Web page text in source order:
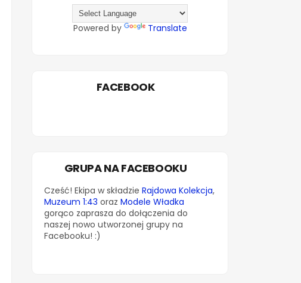
Powered by Translate
FACEBOOK
GRUPA NA FACEBOOKU
Cześć! Ekipa w składzie Rajdowa Kolekcja,
Muzeum 1:43 oraz Modele Władka
gorąco zaprasza do dołączenia do
naszej nowo utworzonej grupy na
Facebooku! :)